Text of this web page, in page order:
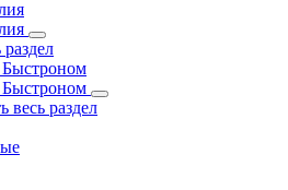
Быстроном
Быстроном
весь раздел